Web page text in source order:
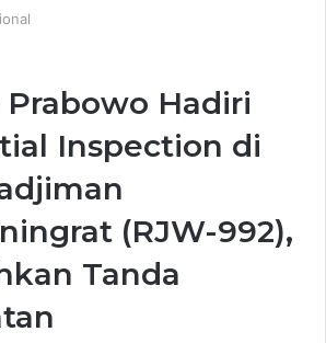
Prabowo Hadiri
Inspection di
(RJW-992),
Tanda